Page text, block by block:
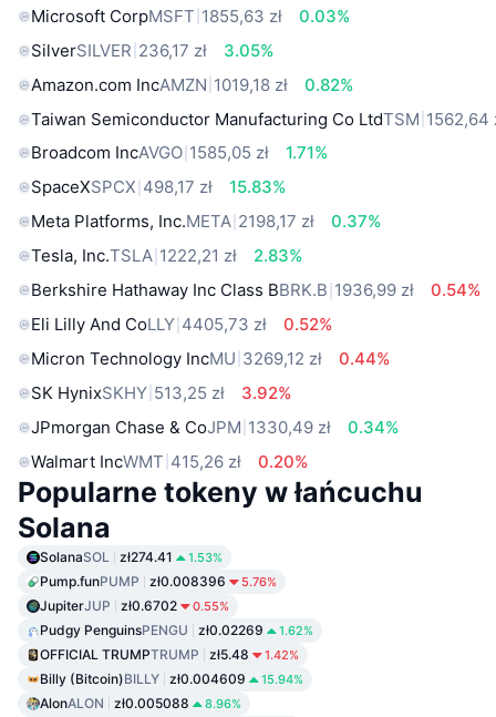
Microsoft CorpMSFT 1855,63 zł
0.03%
SilverSILVER 236,17 zł
3.05%
Amazon.com IncAMZN 1019,18 zł
0.82%
Taiwan Semiconductor Manufacturing Co LtdTSM 1562,64
Broadcom IncAVGO 1585,05 zł
1.71%
SpaceXSPCX 498,17 zł
15.83%
Meta Platforms, Inc.META 2198,17 zł
0.37%
Tesla, Inc.TSLA 1222,21 zł
2.83%
Berkshire Hathaway Inc Class BBRK.B 1936,99 zł
0.54%
Eli Lilly And CoLLY 4405,73 zł
0.52%
Micron Technology IncMU 3269,12 zł
0.44%
SK HynixSKHY 513,25 zł
3.92%
JPmorgan Chase & CoJPM 1330,49 zł
0.34%
Walmart IncWMT 415,26 zł 0.20%
Popularne tokeny w łańcuchu
Solana
SolanaSOL zł274.41 1.53%
Pump.funPUMP zł0.008396 5.76%
JupiterJUP zł0.6702 0.55%
Pudgy PenguinsPENGU zł0.02269 1.62%
OFFICIAL TRUMPTRUMP zł5.48 1.42%
Billy (Bitcoin)BILLY zł0.004609 15.94%
AlonALON zł0.005088 8.96%